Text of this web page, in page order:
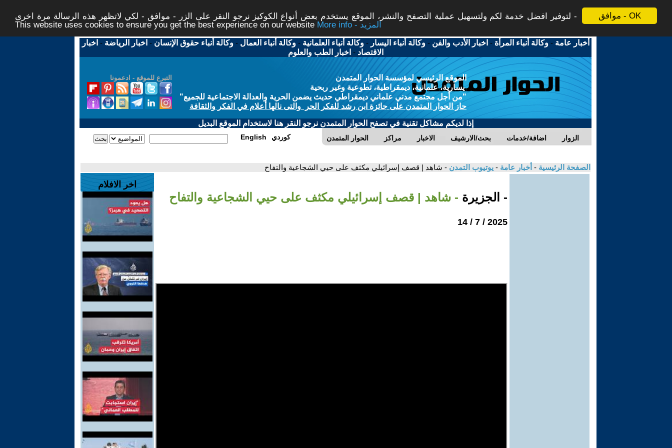
موافق - OK
لتوفير افضل خدمة لكم ولتسهيل عملية التصفح والنشر، الموقع يستخدم بعض أنواع الكوكيز نرجو النقر على الزر - موافق - لكي لاتظهر هذه الرسالة مرة اخرى -
This website uses cookies to ensure you get the best experience on our website
More info - المزيد
أخبار عامة -وكالة أنباء المرأة - اخبار الأدب والفن -وكالة أنباء اليسار -وكالة أنباء العلمانية -وكالة أنباء العمال -وكالة أنباء حقوق الإنسان - اخبار الرياضة - اخبار
الاقتصاد - اخبار الطب والعلوم
التبرع للموقع - ادعمونا
الموقع الرئيسي لمؤسسة الحوار المتمدن
يسارية، علمانية، ديمقراطية، تطوعية وغير ربحية
"من أجل مجتمع مدني علماني ديمقراطي حديث يضمن الحرية والعدالة الاجتماعية للجميع"
حاز الحوار المتمدن على جائزة ابن رشد للفكر الحر والتى نالها أعلام في الفكر والثقافة
إذا لديكم مشاكل تقنية في تصفح الحوار المتمدن نرجو النقر هنا لاستخدام الموقع البديل
الحوار المتمدن مراكز الاخبار بحث/الارشيف اضافة/خدمات الزوار English كوردي
الصفحة الرئيسية - أخبار عامة - يوتيوب التمدن - شاهد | قصف إسرائيلي مكثف على حيي الشجاعية والتفاح
- الجزيرة - شاهد | قصف إسرائيلي مكثف على حيي الشجاعية والتفاح
2025 / 7 / 14
اخر الافلام